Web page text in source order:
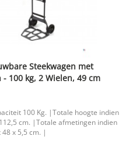
rondom huis,
Steekwagen met
100 kg, 2 Wielen, 49 cm
100 Kg. |Totale hoogte indien
cm. |Totale afmetingen indien
x 5,5 cm. |